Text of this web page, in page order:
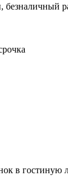
в гостиную